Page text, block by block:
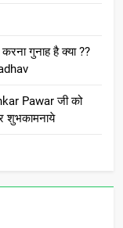
गुनाह है क्या ??
Pawar जी को
शुभकामनाये